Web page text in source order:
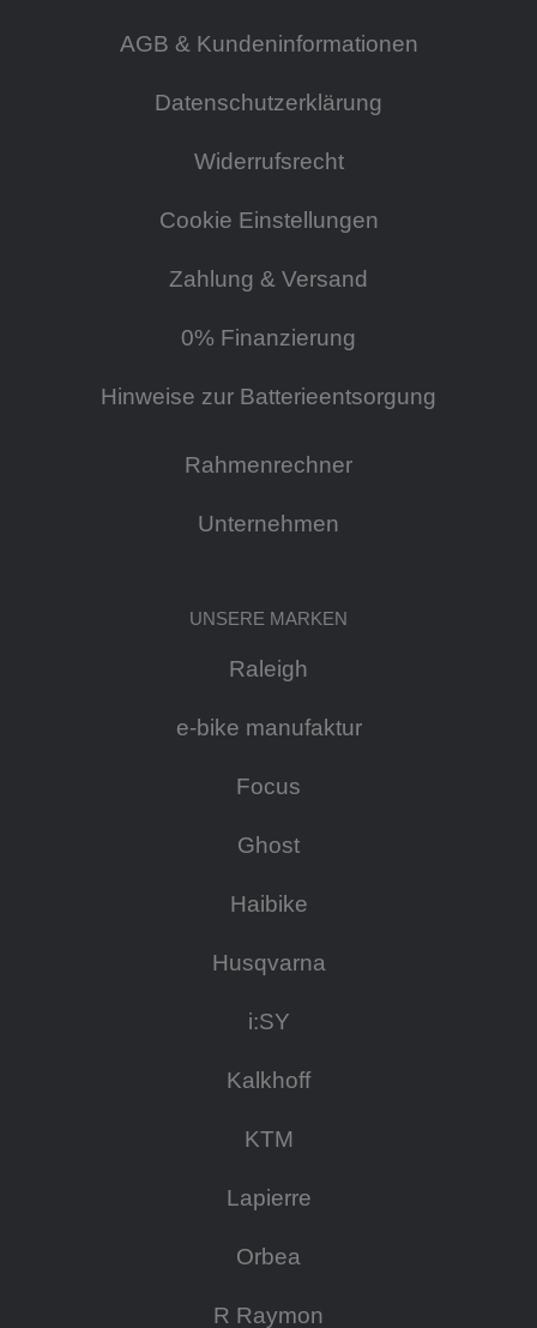
AGB & Kundeninformationen
Datenschutzerklärung
Widerrufsrecht
Cookie Einstellungen
Zahlung & Versand
0% Finanzierung
Hinweise zur Batterieentsorgung
Rahmenrechner
Unternehmen
UNSERE MARKEN
Raleigh
e-bike manufaktur
Focus
Ghost
Haibike
Husqvarna
i:SY
Kalkhoff
KTM
Lapierre
Orbea
R Raymon